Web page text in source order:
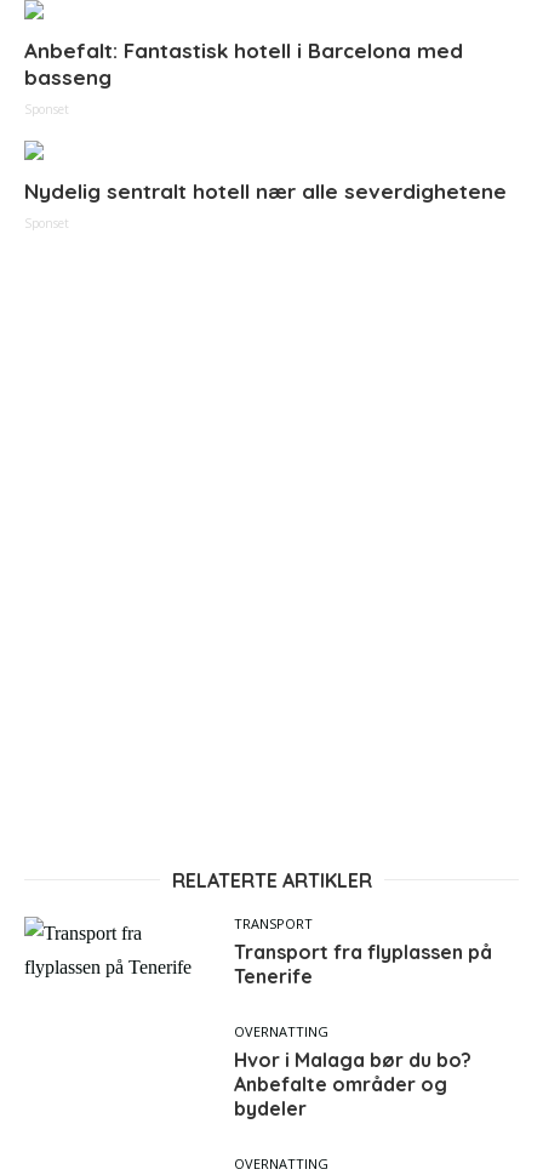
Anbefalt: Fantastisk hotell i Barcelona med
basseng
Sponset
Nydelig sentralt hotell nær alle severdighetene
Sponset
RELATERTE ARTIKLER
TRANSPORT
Transport fra flyplassen på
Tenerife
OVERNATTING
Hvor i Malaga bør du bo?
Anbefalte områder og
bydeler
OVERNATTING